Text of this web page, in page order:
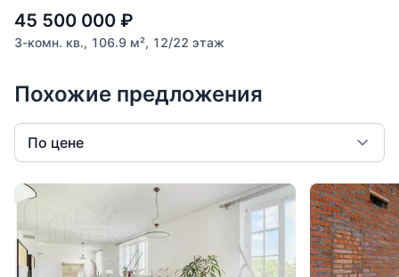
45 500 000 ₽
3-комн. кв., 106.9 м², 12/22 этаж
Похожие предложения
По цене